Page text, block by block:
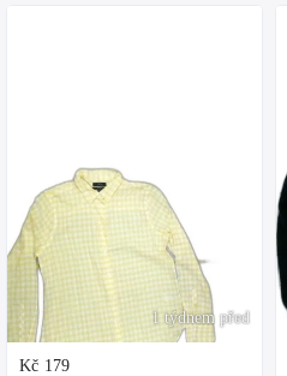
1 týdnem před
Kč 179